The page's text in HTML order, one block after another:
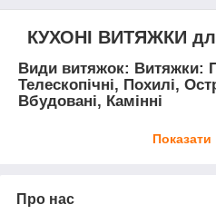
КУХОНІ ВИТЯЖКИ
Види витяжок: Витяжки:
Телескопічні, Похилі,
Вбудовані, Камінні
Показати
Про нас